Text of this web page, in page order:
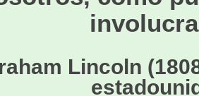
Lincoln